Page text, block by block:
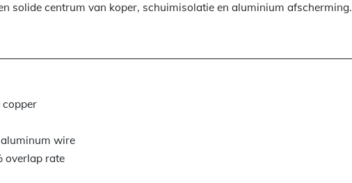
solide centrum van koper, schuimisolatie en aluminium afscherming.
copper
wire
overlap rate